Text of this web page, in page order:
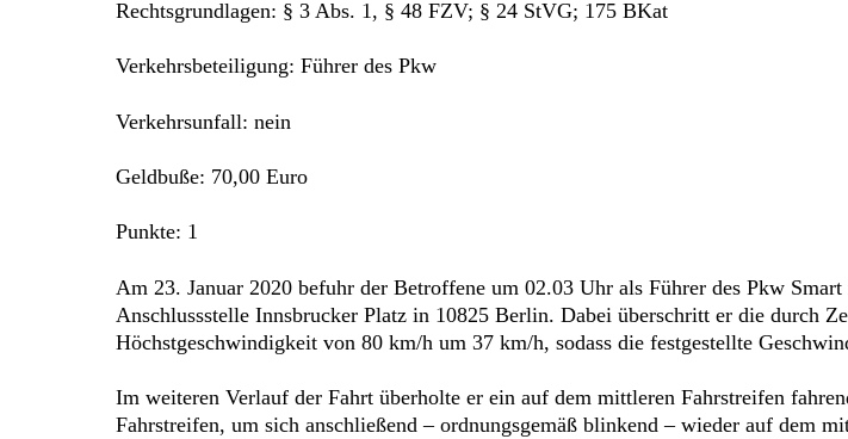
Rechtsgrundlagen: § 3 Abs. 1, § 48 FZV; § 24 StVG; 175 BKat
Verkehrsbeteiligung: Führer des Pkw
Verkehrsunfall: nein
Geldbuße: 70,00 Euro
Punkte: 1
Am 23. Januar 2020 befuhr der Betroffene um 02.03 Uhr als Führer des Pkw
Anschlussstelle Innsbrucker Platz in 10825 Berlin. Dabei überschritt er die durch
Höchstgeschwindigkeit von 80 km/h um 37 km/h, sodass die festgestellte
Im weiteren Verlauf der Fahrt überholte er ein auf dem mittleren Fahrstreifen
Fahrstreifen, um sich anschließend – ordnungsgemäß blinkend – wieder auf dem